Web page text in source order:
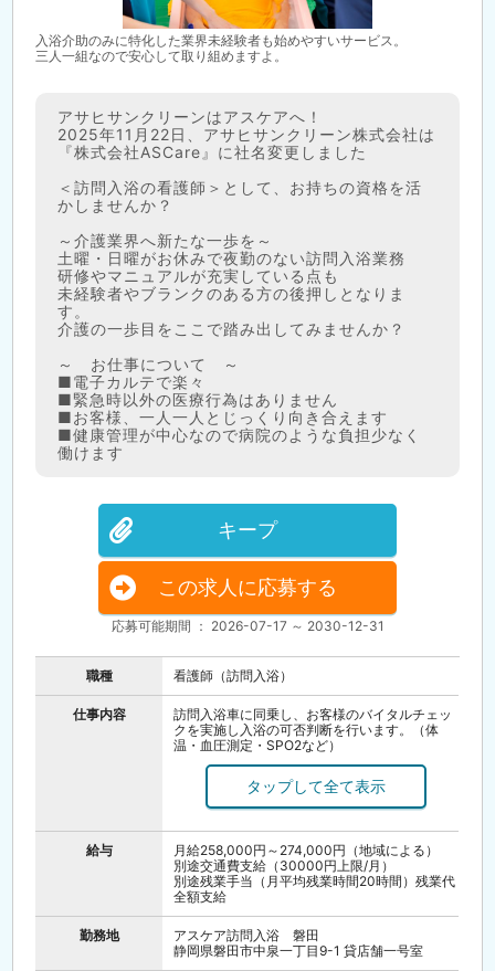
入浴介助のみに特化した業界未経験者も始めやすいサービス。
三人一組なので安心して取り組めますよ。
アサヒサンクリーンはアスケアへ！
2025年11月22日、アサヒサンクリーン株式会社は
『株式会社ASCare』に社名変更しました
＜訪問入浴の看護師＞として、お持ちの資格を活
かしませんか？
～介護業界へ新たな一歩を～
土曜・日曜がお休みで夜勤のない訪問入浴業務
研修やマニュアルが充実している点も
未経験者やブランクのある方の後押しとなりま
す。
介護の一歩目をここで踏み出してみませんか？
～ お仕事について ～
■電子カルテで楽々
■緊急時以外の医療行為はありません
■お客様、一人一人とじっくり向き合えます
■健康管理が中心なので病院のような負担少なく
働けます
キープ
この求人に応募する
応募可能期間 ： 2026-07-17 ～ 2030-12-31
職種 看護師（訪問入浴）
仕事内容
訪問入浴車に同乗し、お客様のバイタルチェッ
クを実施し入浴の可否判断を行います。（体
温・血圧測定・SPO2など）
作成します。（電子タブレット使用）その後介
護職員と協力して入浴介助サービスを提供しま
す。浴後は着衣、医師の指示に基づいた処置
※緊急時を除き医療行為の実施はありません。
訪問入浴車の運転もありません。
お風呂は大変喜ばれ、心待ちにしていただいて
いる分たくさんのお客様から笑顔と「ありがと
う」をいただけます。また、お客様と業者とし
ての距離感は守りつつもそこまで堅苦しくはな
く、信頼関係を構築できたうえで和気あいあい
給与
月給258,000円～274,000円（地域による）
別途交通費支給（30000円上限/月）
別途残業手当（月平均残業時間20時間）残業代
全額支給
勤務地
アスケア訪問入浴 磐田
静岡県磐田市中泉一丁目9-1 貸店舗一号室